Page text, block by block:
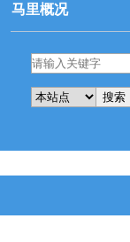
马里概况
搜索